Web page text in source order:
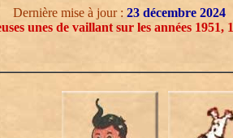
Dernière mise à jour : 23 décembre 2024
unes de vaillant sur les années 1951,